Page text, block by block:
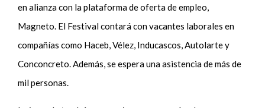
en alianza con la plataforma de oferta de empleo,
Magneto. El Festival contará con vacantes laborales en
compañías como Haceb, Vélez, Inducascos, Autolarte y
Conconcreto. Además, se espera una asistencia de más de
mil personas.